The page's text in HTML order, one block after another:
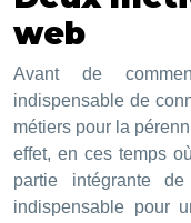
web
Avant de
indispensable de
métiers pour la
effet, en ces temps
partie intégrante
indispensable pour